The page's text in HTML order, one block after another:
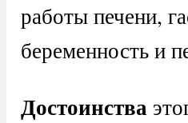
работы печени,
беременность и
Достоинства